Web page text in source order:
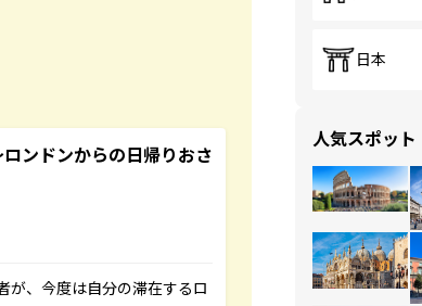
ンドンからの日帰りおさ
が、今度は自分の滞在するロ
日本
人気スポット